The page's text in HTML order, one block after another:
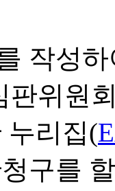
작성
판위원
누리집(
구를